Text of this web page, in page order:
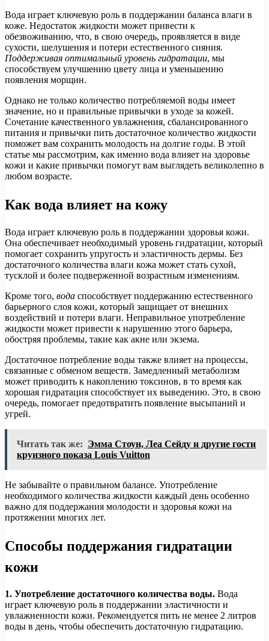
Вода играет ключевую роль в поддержании баланса влаги в
коже. Недостаток жидкости может привести к
обезвоживанию, что, в свою очередь, проявляется в виде
сухости, шелушения и потери естественного сияния.
Поддерживая оптимальный уровень гидратации, мы
способствуем улучшению цвету лица и уменьшению
появления морщин.
Однако не только количество потребляемой воды имеет
значение, но и правильные привычки в уходе за кожей.
Сочетание качественного увлажнения, сбалансированного
питания и привычки пить достаточное количество жидкости
поможет вам сохранить молодость на долгие годы. В этой
статье мы рассмотрим, как именно вода влияет на здоровье
кожи и какие привычки помогут вам выглядеть великолепно в
любом возрасте.
Как вода влияет на кожу
Вода играет ключевую роль в поддержании здоровья кожи.
Она обеспечивает необходимый уровень гидратации, который
помогает сохранить упругость и эластичность дермы. Без
достаточного количества влаги кожа может стать сухой,
тусклой и более подверженной возрастным изменениям.
Кроме того, вода способствует поддержанию естественного
барьерного слоя кожи, который защищает от внешних
воздействий и потери влаги. Неправильное употребление
жидкости может привести к нарушению этого барьера,
обостряя проблемы, такие как акне или экзема.
Достаточное потребление воды также влияет на процессы,
связанные с обменом веществ. Замедленный метаболизм
может приводить к накоплению токсинов, в то время как
хорошая гидратация способствует их выведению. Это, в свою
очередь, помогает предотвратить появление высыпаний и
угрей.
Читать так же: Эмма Стоун, Леа Сейду и другие гости
круизного показа Louis Vuitton
Не забывайте о правильном балансе. Употребление
необходимого количества жидкости каждый день особенно
важно для поддержания молодости и здоровья кожи на
протяжении многих лет.
Способы поддержания гидратации
кожи
1. Употребление достаточного количества воды. Вода
играет ключевую роль в поддержании эластичности и
увлажненности кожи. Рекомендуется пить не менее 2 литров
воды в день, чтобы обеспечить достаточную гидратацию.